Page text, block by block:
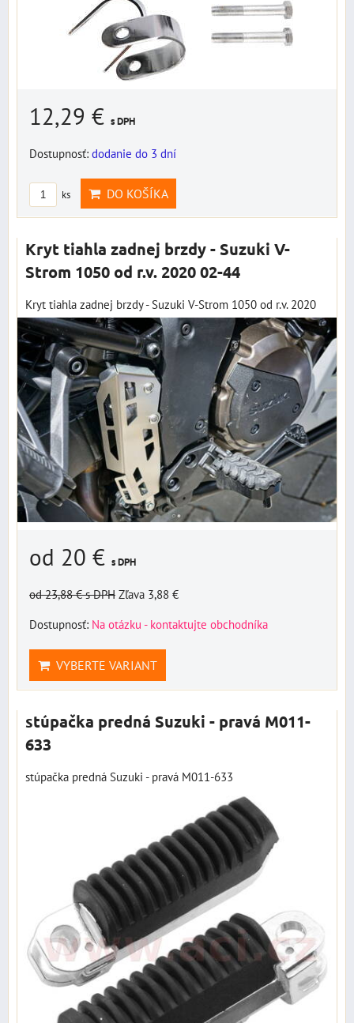
12,29 € s DPH
Dostupnosť: dodanie do 3 dní
ks DO KOŠÍKA
Kryt tiahla zadnej brzdy - Suzuki V-
Strom 1050 od r.v. 2020 02-44
Kryt tiahla zadnej brzdy - Suzuki V-Strom 1050 od r.v. 2020
od 20 € s DPH
od 23,88 €s DPH Zľava 3,88 €
Dostupnosť: Na otázku - kontaktujte obchodníka
VYBERTE VARIANT
stúpačka predná Suzuki - pravá M011-
633
stúpačka predná Suzuki - pravá M011-633